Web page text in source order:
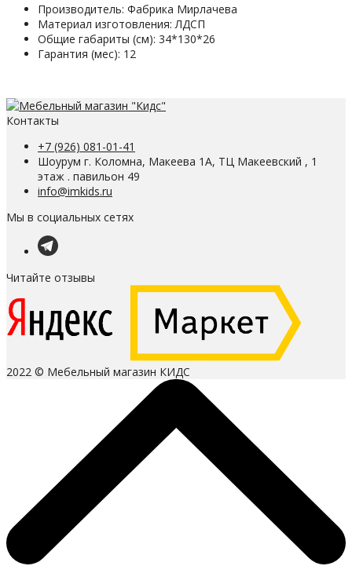
Производитель: Фабрика Мирлачева
Материал изготовления: ЛДСП
Общие габариты (см): 34*130*26
Гарантия (мес): 12
Контакты
+7 (926) 081-01-41
Шоурум г. Коломна, Макеева 1А, ТЦ Макеевский , 1
этаж . павильон 49
info@imkids.ru
Мы в социальных сетях
Читайте отзывы
2022 © Мебельный магазин КИДС